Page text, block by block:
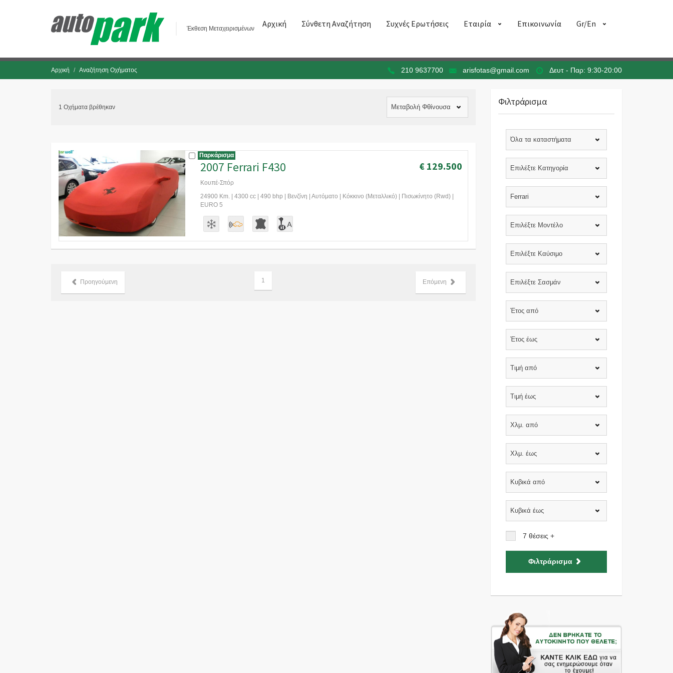
Έκθεση Μεταχειρισμένων Αρχική Σύνθετη Αναζήτηση Συχνές Ερωτήσεις Εταιρία Επικοινωνία Gr/En
Αρχική Αναζήτηση Οχήματος 210 9637700 arisfotas@gmail.com Δευτ - Παρ: 9:30-20:00
1 Οχήματα βρέθηκαν Μεταβολή Φθίνουσα
2007 Ferrari F430 € 129.500
Κουπέ-Σπόρ
24900 Km. | 4300 cc | 490 bhp | Βενζίνη | Αυτόματο | Κόκκινο (Μεταλλικό) | Πισωκίνητο (Rwd) |
EURO 5
Παρκάρισμα
Προηγούμενη 1 Επόμενη
Φιλτράρισμα
Όλα τα καταστήματα
Επιλέξτε Κατηγορία
Ferrari
Επιλέξτε Μοντέλο
Επιλέξτε Καύσιμο
Επιλέξτε Σασμάν
Έτος από
Έτος έως
Τιμή από
Τιμή έως
Χλμ. από
Χλμ. έως
Κυβικά από
Κυβικά έως
7 θέσεις +
Φιλτράρισμα